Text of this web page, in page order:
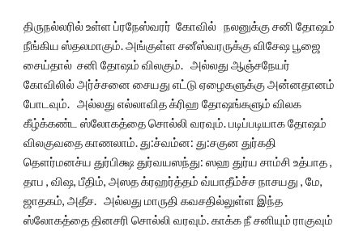
திருநல்லரில் உள்ள ப்ரநேஸ்வரர்  கோவில்   நலனுக்கு சனி தோஷம்
நீங்கிய ஸ்தலமாகும். அங்குள்ள சனீஸ்வரருக்கு விசேஷ பூஜை
சைய்தால்  சனி தோஷம் விலகும்.   அல்லது ஆஞ்சநேயர்
கோவிலில் அர்ச்சனை சையது எட்டு ஏழைகளுக்கு அன்னதானம்
போடவும்.   அல்லது எல்லாவித க்ரிஹ தோஷங்களும் விலக
கீழ்க்கண்ட ஸ்லோகத்தை சொல்லி வரவும். படிப்படியாக தோஷம்
விலகுவதை காணலாம். து:ச்வம்ன: து:சகுன துர்கதி
தௌர்மனச்ய துர்பிக்ஷ துர்வயஸந்து: ஸஹ துர்ய சாம்சி உத்பாத ,
தாப , விஷ, பீதிம், அஸத க்ரஹர்த்தம் வ்யாதீம்ச்ச நாசயது , மே,
ஜாதகம், அதீச.   அல்லது மாருதி கவசதில்லுள்ள இந்த
ஸ்லோகத்தை தினசரி சொல்லி வரவும். காக்க நீ சனியும் ராகுவும்